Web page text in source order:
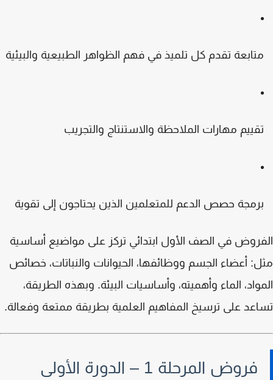
تقدم كل تلميذ في فهم الظواهر الطبيعية والبيئية
مهارات الملاحظة والاستنتاج والتجريب
حصص الدعم للمتعلمين الذين يحتاجون إلى تقوية
في الصف الأول ابتدائي تركز على مواضيع أساسية
أعضاء الجسم ووظائفها، الحيوانات والنباتات، خصائص
الماء وأهميته، وأساسيات البيئة. وبهذه الطريقة،
على ترسيخ المفاهيم العلمية بطريقة ممتعة وفعالة.
فروض المرحلة 1 – الدورة الأولى